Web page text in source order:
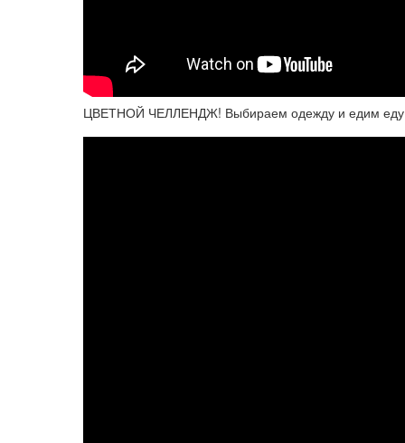
ЦВЕТНОЙ ЧЕЛЛЕНДЖ! Выбираем одежду и едим еду